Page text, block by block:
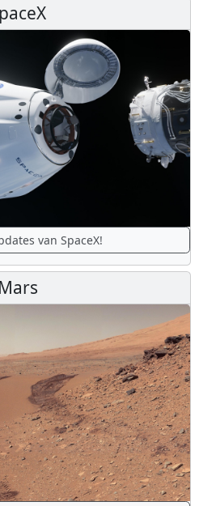
van SpaceX!
Mars